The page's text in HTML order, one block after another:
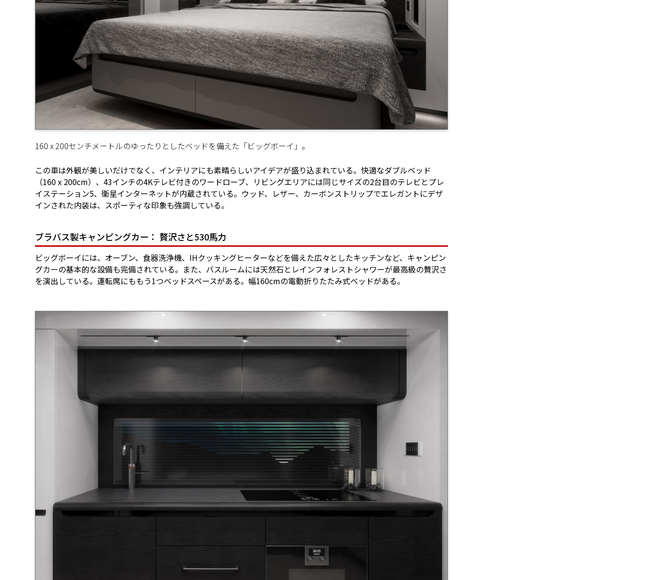
160 x 200センチメートルのゆったりとしたベッドを備えた「ビッグボーイ」。
この車は外観が美しいだけでなく、インテリアにも素晴らしいアイデアが盛り込まれている。快適なダブルベッド
（160 x 200cm）、43インチの4Kテレビ付きのワードローブ、リビングエリアには同じサイズの2台目のテレビとプレ
イステーション5、衛星インターネットが内蔵されている。ウッド、レザー、カーボンストリップでエレガントにデザ
インされた内装は、スポーティな印象も強調している。
ブラバス製キャンピングカー： 贅沢さと530馬力
ビッグボーイには、オーブン、食器洗浄機、IHクッキングヒーターなどを備えた広々としたキッチンなど、キャンピン
グカーの基本的な設備も完備されている。また、バスルームには天然石とレインフォレストシャワーが最高級の贅沢さ
を演出している。運転席にももう1つベッドスペースがある。幅160cmの電動折りたたみ式ベッドがある。